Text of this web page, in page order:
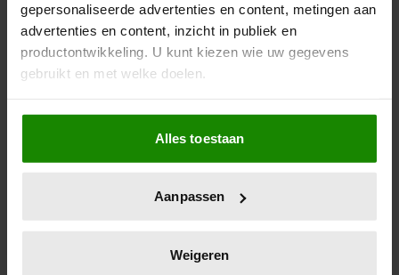
gepersonaliseerde advertenties en content, metingen aan
advertenties en content, inzicht in publiek en
productontwikkeling. U kunt kiezen wie uw gegevens
gebruikt en met welke doelen.
Als u het toestaat, willen we ook graag:
Informatie verzamelen over uw geografische
locatie, die tot een paar meter nauwkeurig kan zijn
scannen op specifieke eigenschappen (fingerprinting)
verwerkt en stel uw voorkeuren in het
Alles toestaan
Aanpassen
Weigeren